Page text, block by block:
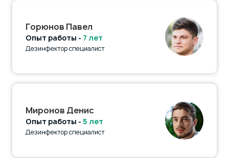
Горюнов Павел
Опыт работы - 7 лет
Дезинфектор специалист
Миронов Денис
Опыт работы - 5 лет
Дезинфектор специалист